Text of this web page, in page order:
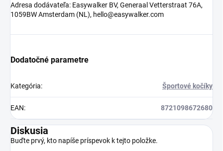
Adresa dodávateľa: Easywalker BV, Generaal Vetterstraat 76A,
1059BW Amsterdam (NL), hello@easywalker.com
Dodatočné parametre
Kategória: Športové kočíky
EAN: 8721098672680
Diskusia
Buďte prvý, kto napíše príspevok k tejto položke.